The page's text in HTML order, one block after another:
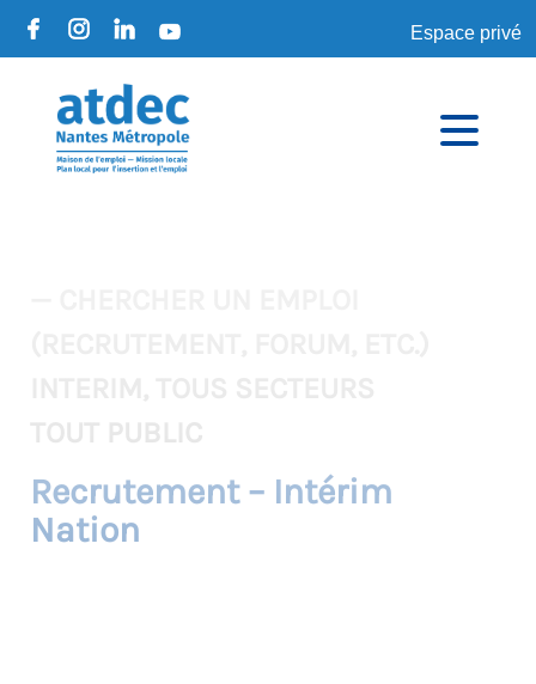
Espace privé
TOUT PUBLIC
Recrutement – Intérim
Nation